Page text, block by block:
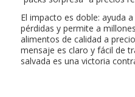
El impacto es doble: ayuda
pérdidas y permite a
alimentos de calidad a
mensaje es claro y fácil de
salvada es una victoria